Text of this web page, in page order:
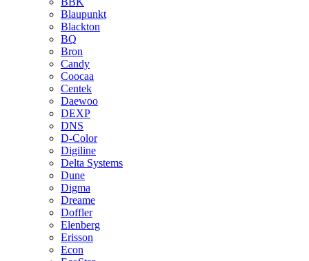
Blaupunkt
Blackton
BQ
Bron
Candy
Coocaa
Centek
Daewoo
DEXP
DNS
D-Color
Digiline
Delta Systems
Dune
Digma
Dreame
Doffler
Elenberg
Erisson
Econ